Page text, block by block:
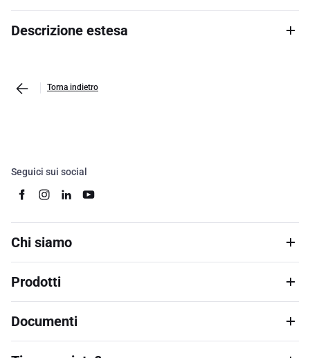
Descrizione estesa
Torna indietro
Seguici sui social
Chi siamo
Prodotti
Documenti